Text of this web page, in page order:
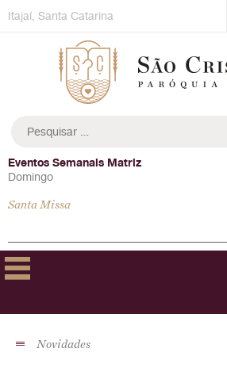
toItajaí, Santa Catarina
por:
Eventos Semanais Matriz
Domingo
Santa Missa
Novidades